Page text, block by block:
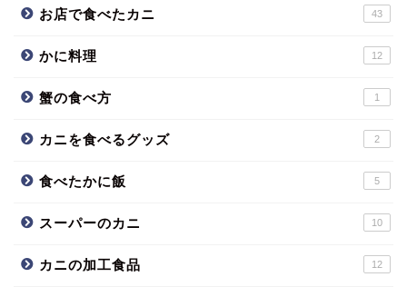
お店で食べたカニ 43
かに料理 12
蟹の食べ方 1
カニを食べるグッズ 2
食べたかに飯 5
スーパーのカニ 10
カニの加工食品 12